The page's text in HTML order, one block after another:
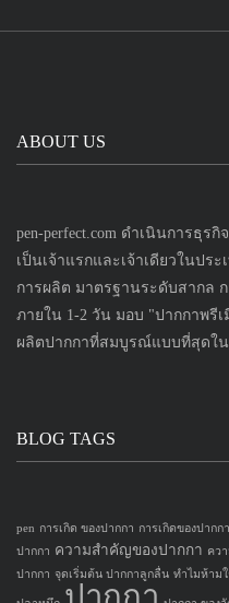
ABOUT US
pen-perfect.com ดำเนินการธุร
เป็นเจ้าแรกและเจ้าเดียวในปร
การผลิต มาตรฐานระดับสากล
ภายใน 1-2 วัน มอบ "ปากกาพรี
ผลิตปากกาที่สมบูรณ์แบบที่สุดใน
BLOG TAGS
pen การเกิด ของปากกา การเกิดของปากก
ปากกา ความสำคัญของปากกา คว
ปากกา จุดเริ่มต้น ปากกาลูกลื่น ทำไมห้าม